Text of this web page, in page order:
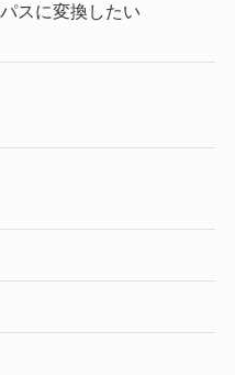
スに変換したい